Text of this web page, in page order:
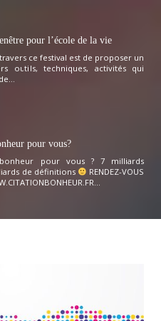
pour l’école de la vie
ce festival est de proposer un
outils, techniques, activités qui
pour vous?
pour vous ? 7 milliards
de définitions
RENDEZ-VOUS